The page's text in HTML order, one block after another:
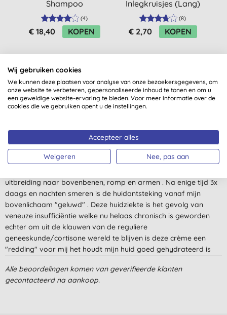
Shampoo
(4)
€ 18,40 KOPEN
Inlegkruisjes (Lang)
(8)
€ 2,70 KOPEN
4,2van 5 (7 beoordelingen)
"hypostatisch" eczeem aan onderbenen met extreem veel pijn
uitbreiding naar bovenbenen, romp en armen . Na enige tijd 3x
daags en nachten smeren is de huidontsteking vanaf mijn
bovenlichaam "geluwd" . Deze huidziekte is het gevolg van
veneuze insufficiëntie welke nu helaas chronisch is geworden
echter om uit de klauwen van de reguliere
geneeskunde/cortisone wereld te blijven is deze crème een
"redding" voor mij het houdt mijn huid goed gehydrateerd is
rustiger zijn geworden.........gebruik verder ook tevens Hope's
Relief Moisturising Lotion, gel-lotion en derma lotion........... het
Alle beoordelingen komen van geverifieerde klanten
gecontacteerd na aankoop.
Wij gebruiken cookies
We kunnen deze plaatsen voor analyse van onze bezoekersgegevens, om
onze website te verbeteren, gepersonaliseerde inhoud te tonen en om u
een geweldige website-ervaring te bieden. Voor meer informatie over de
cookies die we gebruiken opent u de instellingen.
Accepteer alles
Weigeren Nee, pas aan